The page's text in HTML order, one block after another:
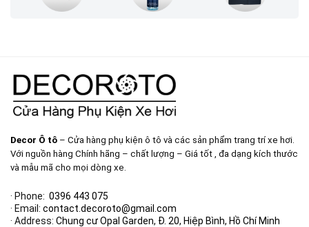
Decor Ô tô – Cửa hàng phụ kiện ô tô và các sản phẩm trang trí xe hơi.
Với nguồn hàng Chính hãng – chất lượng – Giá tốt , đa dạng kích thước
và mẫu mã cho mọi dòng xe.
· Phone: 0396 443 075
· Email: contact.decoroto@gmail.com
· Address: Chung cư Opal Garden, Đ. 20, Hiệp Bình, Hồ Chí Minh